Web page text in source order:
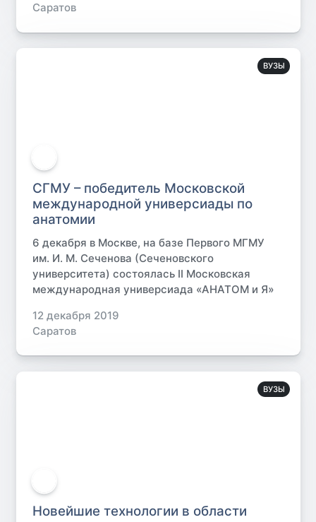
Саратов
ВУЗЫ
СГМУ – победитель Московской
международной универсиады по
анатомии
6 декабря в Москве, на базе Первого МГМУ
им. И. М. Сеченова (Сеченовского
университета) состоялась II Московская
международная универсиада «АНАТОМ и Я»
12 декабря 2019
Саратов
ВУЗЫ
Новейшие технологии в области